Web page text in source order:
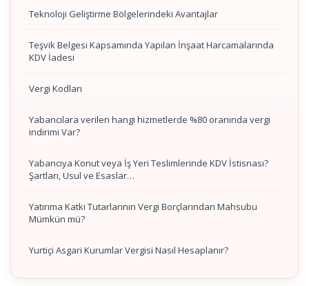
Teknoloji Geliştirme Bölgelerindeki Avantajlar
Teşvik Belgesi Kapsamında Yapılan İnşaat Harcamalarında
KDV İadesi
Vergi Kodları
Yabancılara verilen hangi hizmetlerde %80 oranında vergi
indirimi Var?
Yabancıya Konut veya İş Yeri Teslimlerinde KDV İstisnası?
Şartları, Usul ve Esaslar…
Yatırıma Katkı Tutarlarının Vergi Borçlarından Mahsubu
Mümkün mü?
Yurtiçi Asgari Kurumlar Vergisi Nasıl Hesaplanır?